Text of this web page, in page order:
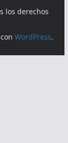
los derechos
conWordPress.